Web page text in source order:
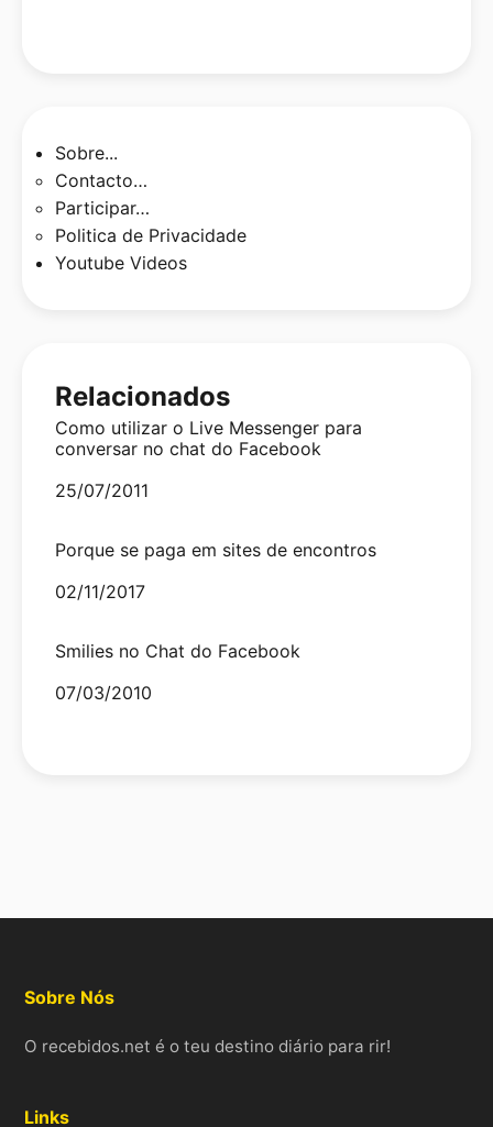
Sobre...
Contacto…
Participar…
Politica de Privacidade
Youtube Videos
Relacionados
Como utilizar o Live Messenger para
conversar no chat do Facebook
Date
25/07/2011
Porque se paga em sites de encontros
Date
02/11/2017
Smilies no Chat do Facebook
Date
07/03/2010
Sobre Nós
O recebidos.net é o teu destino diário para rir!
Links